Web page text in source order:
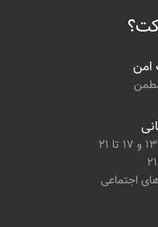
امن
اجتماعی